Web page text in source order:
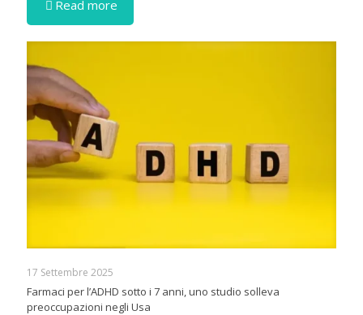
Read more
17 Settembre 2025
Farmaci per l’ADHD sotto i 7 anni, uno studio solleva
preoccupazioni negli Usa